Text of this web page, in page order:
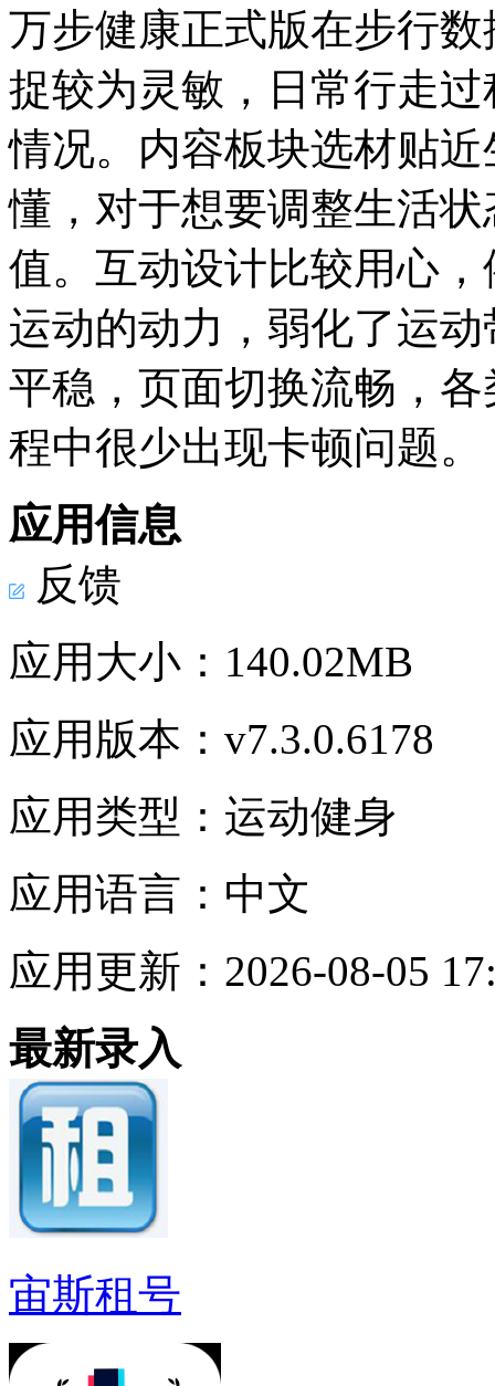
万步健康正式版在步行
捉较为灵敏，日常行走
情况。内容板块选材贴
懂，对于想要调整生活
值。互动设计比较用心
运动的动力，弱化了运
平稳，页面切换流畅，
程中很少出现卡顿问题。
应用信息
反馈
应用大小： 140.02MB
应用版本： v7.3.0.6178
应用类型： 运动健身
应用语言： 中文
应用更新： 2026-08-05
最新录入
宙斯租号